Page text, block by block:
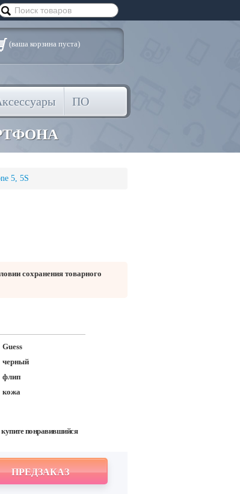
(ваша корзина пуста)
ПО
5, 5S
сохранения товарного
Guess
черный
флип
кожа
понравившийся
ПРЕДЗАКАЗ